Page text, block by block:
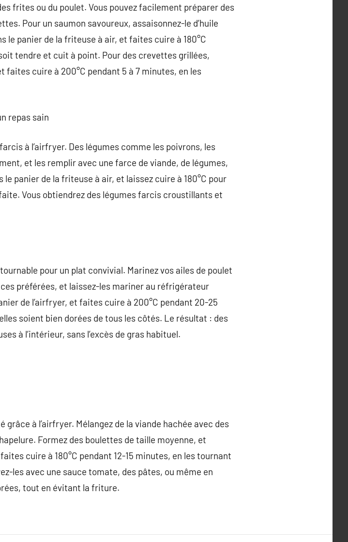
frites ou du poulet. Vous pouvez facilement préparer des
Pour un saumon savoureux, assaisonnez-le d’huile
le panier de la friteuse à air, et faites cuire à 180°C
tendre et cuit à point. Pour des crevettes grillées,
faites cuire à 200°C pendant 5 à 7 minutes, en les
repas sain
à l’airfryer. Des légumes comme les poivrons, les
et les remplir avec une farce de viande, de légumes,
panier de la friteuse à air, et laissez cuire à 180°C pour
Vous obtiendrez des légumes farcis croustillants et
pour un plat convivial. Marinez vos ailes de poulet
préférées, et laissez-les mariner au réfrigérateur
de l’airfryer, et faites cuire à 200°C pendant 20-25
soient bien dorées de tous les côtés. Le résultat : des
à l’intérieur, sans l’excès de gras habituel.
à l’airfryer. Mélangez de la viande hachée avec des
Formez des boulettes de taille moyenne, et
cuire à 180°C pendant 12-15 minutes, en les tournant
les avec une sauce tomate, des pâtes, ou même en
tout en évitant la friture.